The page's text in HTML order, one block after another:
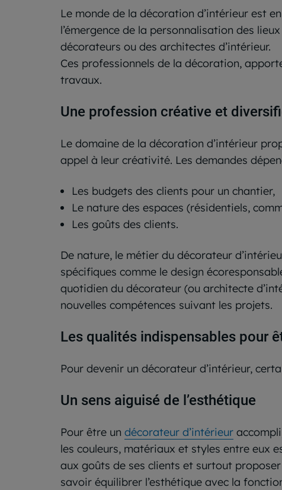
Le monde de la décoration d’intérieur est
l’émergence de la personnalisation des
décorateurs ou des architectes d’intérieur.
Ces professionnels de la décoration,
travaux.
Une profession créative et
Le domaine de la décoration d’intérieur
appel à leur créativité. Les demandes
Les budgets des clients pour un chantier,
Le nature des espaces (résidentiels,
Les goûts des clients.
De nature, le métier du décorateur
spécifiques comme le design
quotidien du décorateur (ou architecte
nouvelles compétences suivant les projets.
Les qualités indispensables pour
Pour devenir un décorateur d’intérieur,
Un sens aiguisé de l’esthétique
Pour être un décorateur d’intérieur
les couleurs, matériaux et styles entre eux
aux goûts de ses clients et surtout
savoir équilibrer l’esthétique avec la